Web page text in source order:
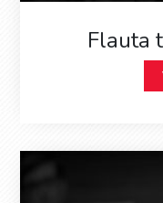
Flauta